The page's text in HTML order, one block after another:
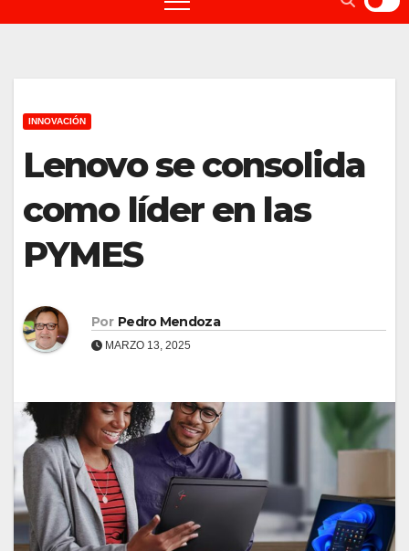
INNOVACIÓN
Lenovo se consolida
como líder en las
PYMES
Por Pedro Mendoza
MARZO 13, 2025